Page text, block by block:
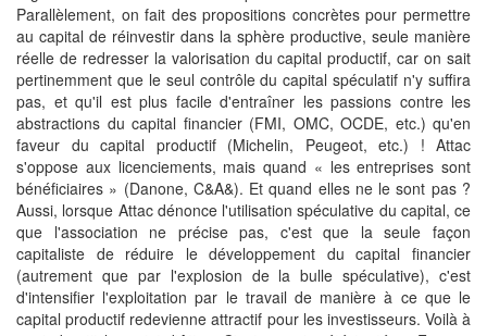
Parallèlement, on fait des propositions concrètes pour permettre
au capital de réinvestir dans la sphère productive, seule manière
réelle de redresser la valorisation du capital productif, car on sait
pertinemment que le seul contrôle du capital spéculatif n'y suffira
pas, et qu'il est plus facile d'entraîner les passions contre les
abstractions du capital financier (FMI, OMC, OCDE, etc.) qu'en
faveur du capital productif (Michelin, Peugeot, etc.) ! Attac
s'oppose aux licenciements, mais quand « les entreprises sont
bénéficiaires » (Danone, C&A&). Et quand elles ne le sont pas ?
Aussi, lorsque Attac dénonce l'utilisation spéculative du capital, ce
que l'association ne précise pas, c'est que la seule façon
capitaliste de réduire le développement du capital financier
(autrement que par l'explosion de la bulle spéculative), c'est
d'intensifier l'exploitation par le travail de manière à ce que le
capital productif redevienne attractif pour les investisseurs. Voilà à